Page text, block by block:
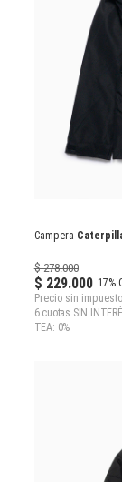
Campera
$ 278.000
$ 229.000 17%
Precio sin
6 cuotas SIN
TEA: 0%